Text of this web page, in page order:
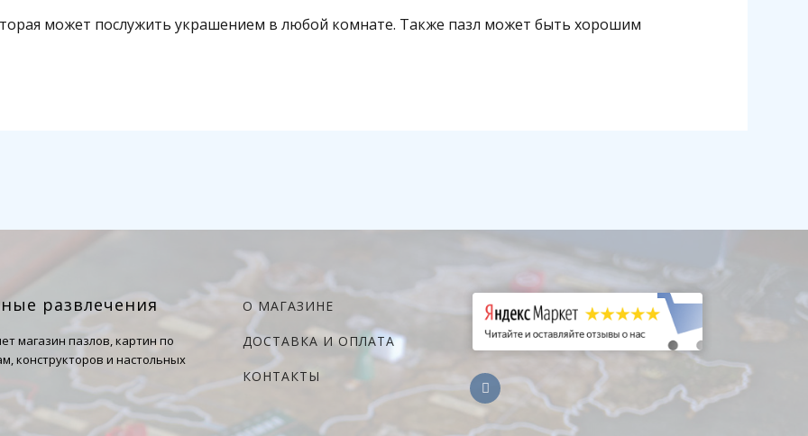
может послужить украшением в любой комнате. Также пазл может быть хорошим
развлечения
магазин пазлов, картин по
конструкторов и настольных
О МАГАЗИНЕ
ДОСТАВКА И ОПЛАТА
КОНТАКТЫ